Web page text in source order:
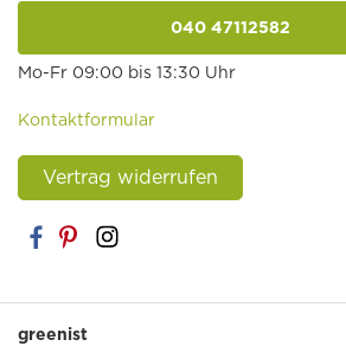
040 47112582
Mo-Fr 09:00 bis 13:30 Uhr
Kontaktformular
Vertrag widerrufen
greenist